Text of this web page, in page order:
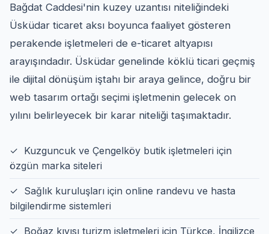
Bağdat Caddesi'nin kuzey uzantısı niteliğindeki
Üsküdar ticaret aksı boyunca faaliyet gösteren
perakende işletmeleri de e-ticaret altyapısı
arayışındadır. Üsküdar genelinde köklü ticari geçmiş
ile dijital dönüşüm iştahı bir araya gelince, doğru bir
web tasarım ortağı seçimi işletmenin gelecek on
yılını belirleyecek bir karar niteliği taşımaktadır.
✓ Kuzguncuk ve Çengelköy butik işletmeleri için
özgün marka siteleri
✓ Sağlık kuruluşları için online randevu ve hasta
bilgilendirme sistemleri
✓ Boğaz kıyısı turizm işletmeleri için Türkçe, İngilizce